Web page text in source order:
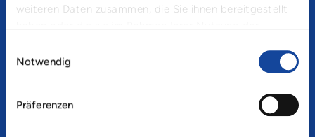
weiteren Daten zusammen, die Sie ihnen bereitgestellt
Notwendig
Präferenzen
Heute arbeiten mehr als 750 Mitarbeiter in 12 Ländern
bieten.
kontinuierliche Verbesserungen zur Optimierung
unserer Anlagen sowie unserer Prozesse. Daher